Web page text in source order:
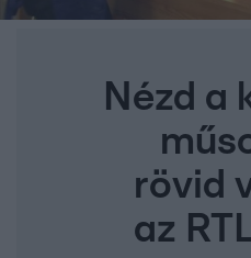
Nézd a
rövid
az